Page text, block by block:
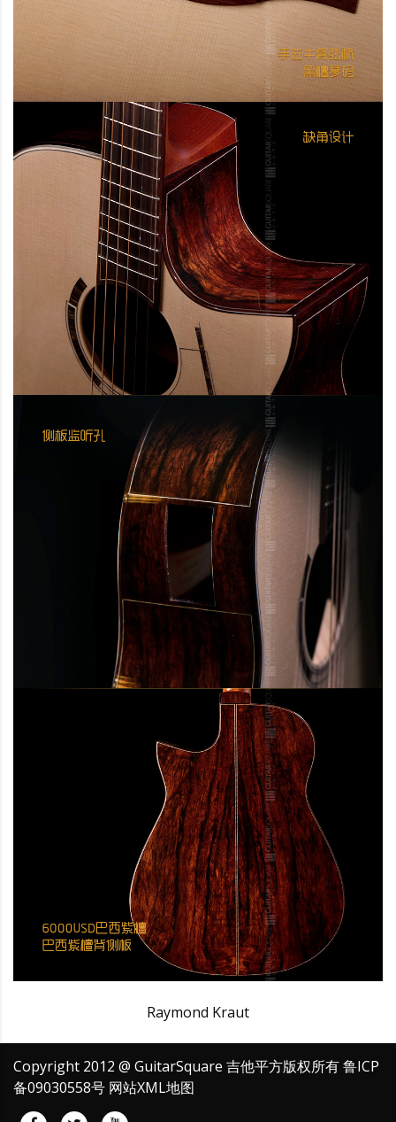
Raymond Kraut
Copyright 2012 @ GuitarSquare 吉他平方版权所有鲁ICP
备09030558号 网站XML地图